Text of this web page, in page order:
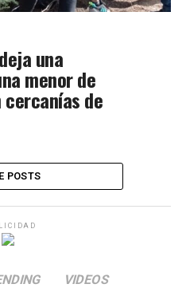
una
menor de
cercanías de
POSTS
VIDEOS